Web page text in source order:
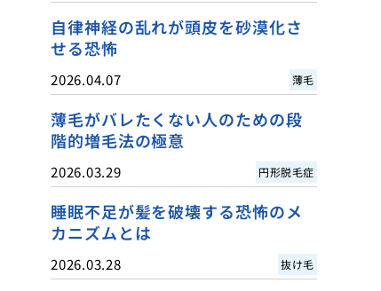
自律神経の乱れが頭皮を砂漠化さ
せる恐怖
2026.04.07 薄毛
薄毛がバレたくない人のための段
階的増毛法の極意
2026.03.29 円形脱毛症
睡眠不足が髪を破壊する恐怖のメ
カニズムとは
2026.03.28 抜け毛